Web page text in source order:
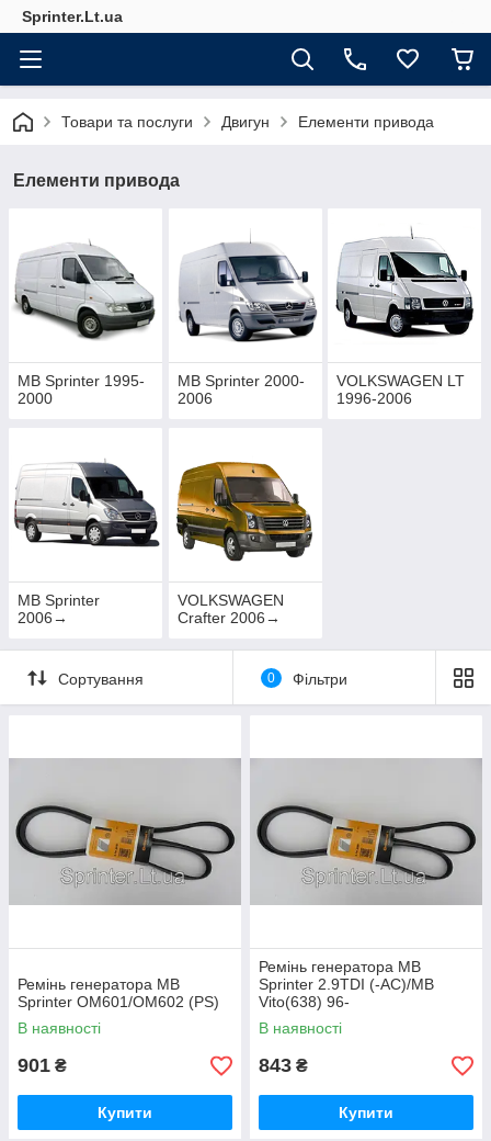
Sprinter.Lt.ua
Товари та послуги Двигун Елементи привода
Елементи привода
MB Sprinter 1995-
2000
MB Sprinter 2000-
2006
VOLKSWAGEN LT
1996-2006
MB Sprinter
2006→
VOLKSWAGEN
Crafter 2006→
Сортування 0 Фільтри
Ремінь генератора MB
Sprinter OM601/OM602 (PS)
В наявності
901 ₴
Купити
Ремінь генератора MB
Sprinter 2.9TDI (-AC)/MB
Vito(638) 96-
В наявності
843 ₴
Купити